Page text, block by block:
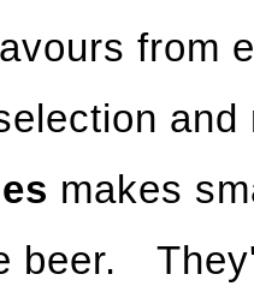
from
makes
beer.